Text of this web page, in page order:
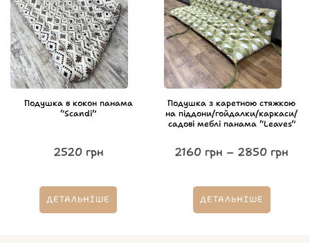
Подушка в кокон панама
“Scandi”
2520 грн
ДЕТАЛЬНІШЕ
Подушка з каретною стяжкою
на піддони/гойдалки/каркаси/
садові меблі панама “Leaves”
2160 грн – 2850 грн
ДЕТАЛЬНІШЕ